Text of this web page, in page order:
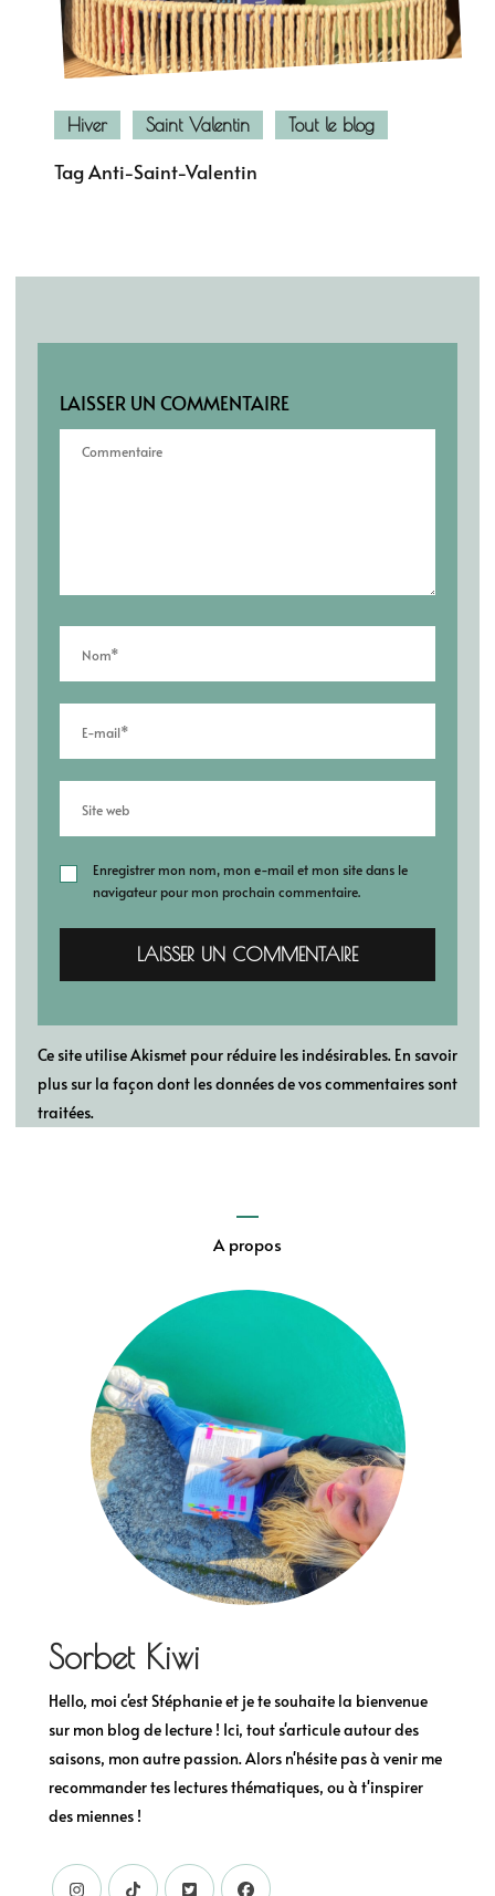
Hiver Saint Valentin Tout le blog
Tag Anti-Saint-Valentin
LAISSER UN COMMENTAIRE
Enregistrer mon nom, mon e-mail et mon site dans le
navigateur pour mon prochain commentaire.
Ce site utilise Akismet pour réduire les indésirables. En savoir
plus sur la façon dont les données de vos commentaires sont
traitées.
A propos
Sorbet Kiwi
Hello, moi c'est Stéphanie et je te souhaite la bienvenue
sur mon blog de lecture ! Ici, tout s'articule autour des
saisons, mon autre passion. Alors n'hésite pas à venir me
recommander tes lectures thématiques, ou à t'inspirer
des miennes !